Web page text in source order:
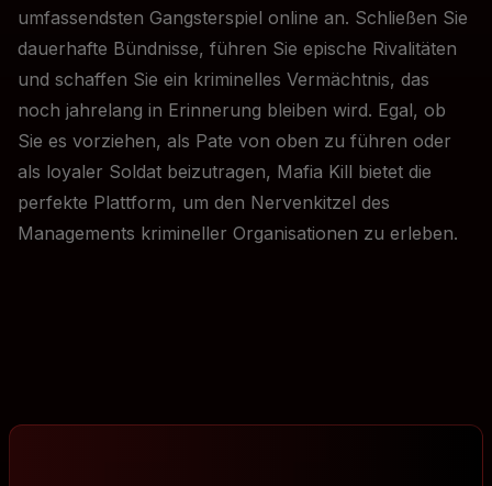
umfassendsten Gangsterspiel online an. Schließen Sie
dauerhafte Bündnisse, führen Sie epische Rivalitäten
und schaffen Sie ein kriminelles Vermächtnis, das
noch jahrelang in Erinnerung bleiben wird. Egal, ob
Sie es vorziehen, als Pate von oben zu führen oder
als loyaler Soldat beizutragen, Mafia Kill bietet die
perfekte Plattform, um den Nervenkitzel des
Managements krimineller Organisationen zu erleben.